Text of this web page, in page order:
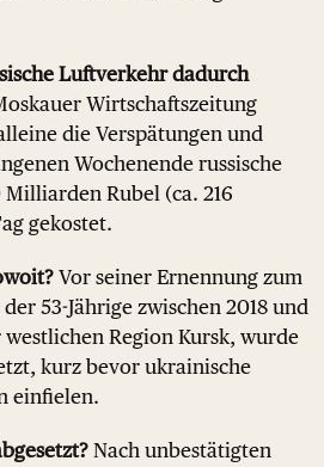
Luftverkehr dadurch
Wirtschaftszeitung
die Verspätungen und
Wochenende russische
Rubel (ca. 216
gekostet.
Vor seiner Ernennung zum
53-Jährige zwischen 2018 und
Region Kursk, wurde
kurz bevor ukrainische
einfielen.
Nach unbestätigten